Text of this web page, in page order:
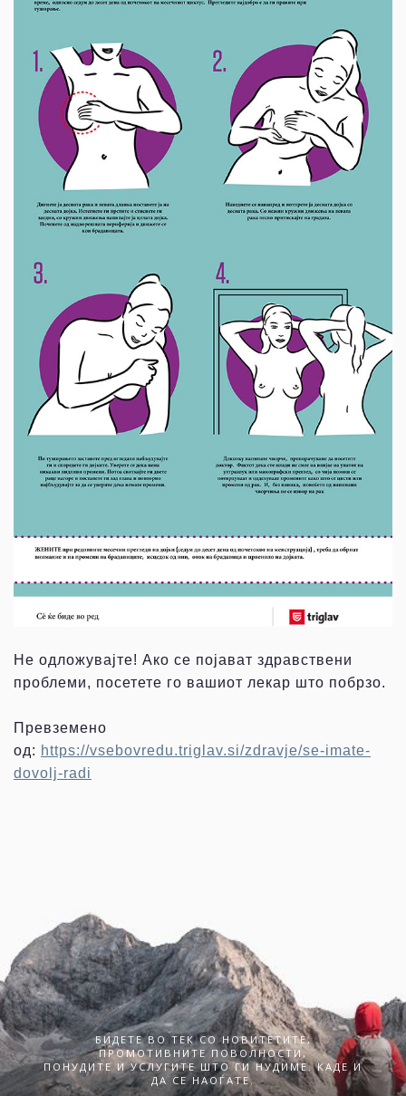
Не одложувајте! Ако се појават здравствени
проблеми, посетете го вашиот лекар што побрзо.
Превземено
од: https://vsebovredu.triglav.si/zdravje/se-imate-
dovolj-radi
БИДЕТЕ ВО ТЕК СО НОВИТЕТИТЕ,
ПРОМОТИВНИТЕ ПОВОЛНОСТИ,
ПОНУДИТЕ И УСЛУГИТЕ ШТО ГИ НУДИМЕ. КАДЕ И
ДА СЕ НАОЃАТЕ.